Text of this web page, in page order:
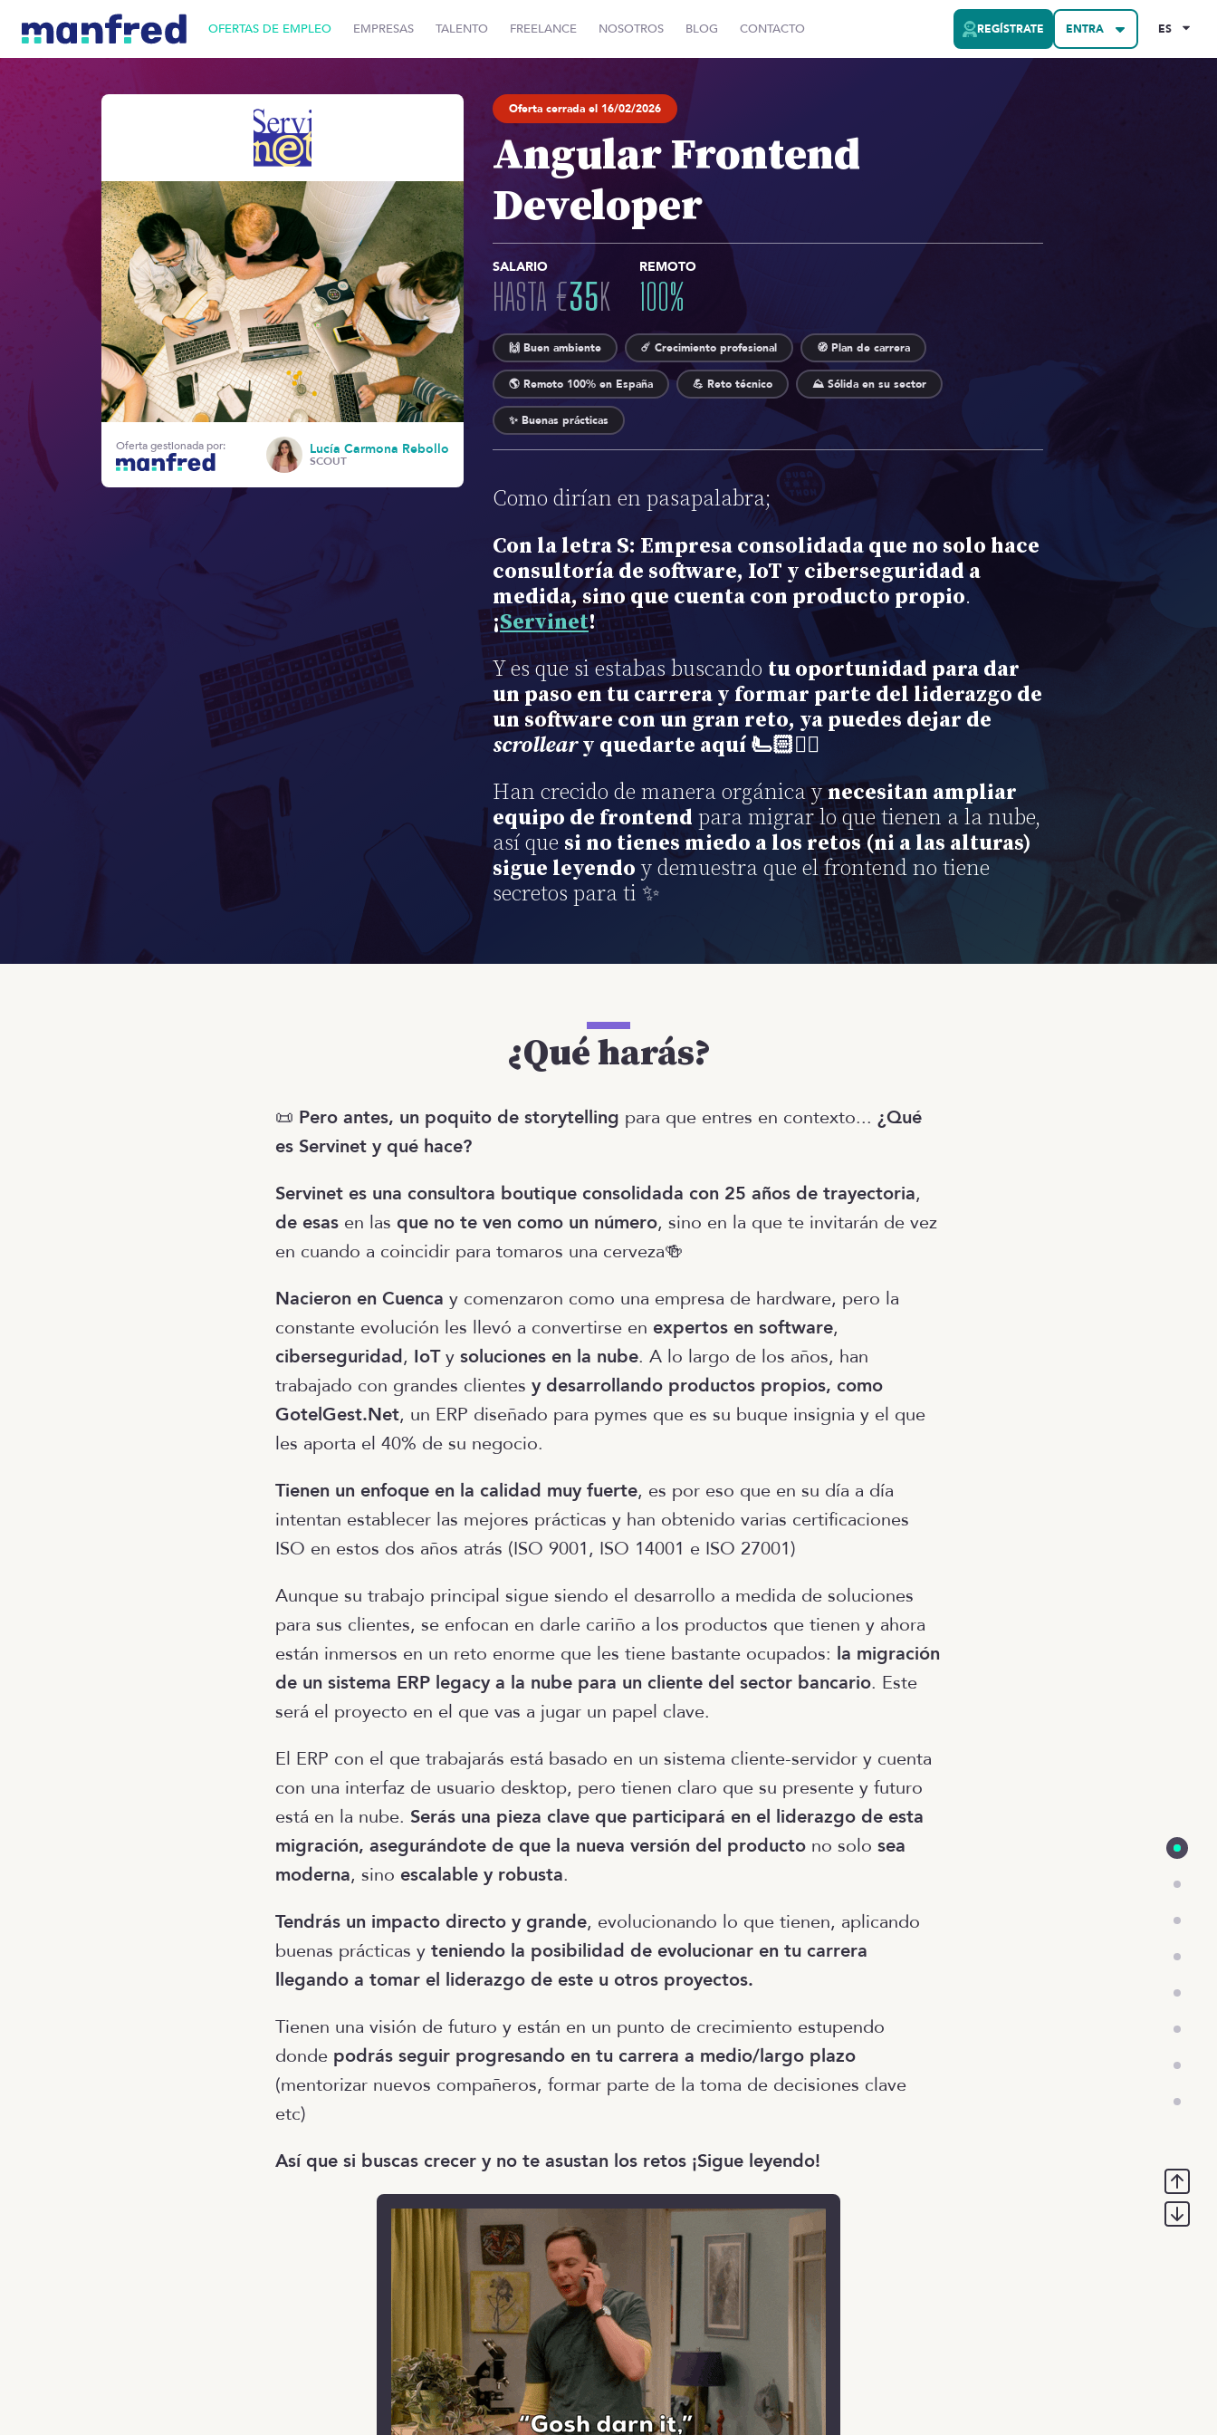
OFERTAS DE EMPLEO EMPRESAS TALENTO FREELANCE NOSOTROS BLOG CONTACTO REGÍSTRATE ENTRA ES
Oferta gestionada por: Lucía Carmona Rebollo
SCOUT
Oferta cerrada el 16/02/2026
Angular Frontend
Developer
SALARIO
HASTA €35K
REMOTO
100%
🙌 Buen ambiente ☄️ Crecimiento profesional 🧭 Plan de carrera
🌎 Remoto 100% en España 💪 Reto técnico ⛰️ Sólida en su sector
✨ Buenas prácticas
Como dirían en pasapalabra;
Con la letra S: Empresa consolidada que no solo hace
consultoría de software, IoT y ciberseguridad a
medida, sino que cuenta con producto propio.
¡Servinet!
Y es que si estabas buscando tu oportunidad para dar
un paso en tu carrera y formar parte del liderazgo de
un software con un gran reto, ya puedes dejar de
scrolleary quedarte aquí 🫷🏻👇🏻
Han crecido de manera orgánica ynecesitan ampliar
equipo de frontend para migrar lo que tienen a la nube,
así que si no tienes miedo a los retos (ni a las alturas)
sigue leyendo y demuestra que el frontend no tiene
secretos para ti ✨
¿Qué harás?
📜 Pero antes, un poquito de storytelling para que entres en contexto... ¿Qué
es Servinet y qué hace?
Servinet es una consultora boutique consolidada con 25 años de trayectoria,
de esas en las que no te ven como un número, sino en la que te invitarán de vez
en cuando a coincidir para tomaros una cerveza🍻
Nacieron en Cuenca y comenzaron como una empresa de hardware, pero la
constante evolución les llevó a convertirse en expertos en software,
ciberseguridad, IoTy soluciones en la nube. A lo largo de los años, han
trabajado con grandes clientes y desarrollando productos propios, como
GotelGest.Net, un ERP diseñado para pymes que es su buque insignia y el que
les aporta el 40% de su negocio.
Tienen un enfoque en la calidad muy fuerte, es por eso que en su día a día
intentan establecer las mejores prácticas y han obtenido varias certificaciones
ISO en estos dos años atrás (ISO 9001, ISO 14001 e ISO 27001)
Aunque su trabajo principal sigue siendo el desarrollo a medida de soluciones
para sus clientes, se enfocan en darle cariño a los productos que tienen y ahora
están inmersos en un reto enorme que les tiene bastante ocupados: la migración
de un sistema ERP legacy a la nube para un cliente del sector bancario. Este
será el proyecto en el que vas a jugar un papel clave.
El ERP con el que trabajarás está basado en un sistema cliente-servidor y cuenta
con una interfaz de usuario desktop, pero tienen claro que su presente y futuro
está en la nube. Serás una pieza clave que participará en el liderazgo de esta
migración, asegurándote de que la nueva versión del producto no solo sea
moderna, sino escalable y robusta.
Tendrás un impacto directo y grande, evolucionando lo que tienen, aplicando
buenas prácticas y teniendo la posibilidad de evolucionar en tu carrera
llegando a tomar el liderazgo de este u otros proyectos.
Tienen una visión de futuro y están en un punto de crecimiento estupendo
donde podrás seguir progresando en tu carrera a medio/largo plazo
(mentorizar nuevos compañeros, formar parte de la toma de decisiones clave
etc)
Así que si buscas crecer y no te asustan los retos ¡Sigue leyendo!